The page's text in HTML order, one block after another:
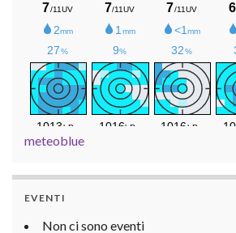
meteoblue
EVENTI
Non ci sono eventi